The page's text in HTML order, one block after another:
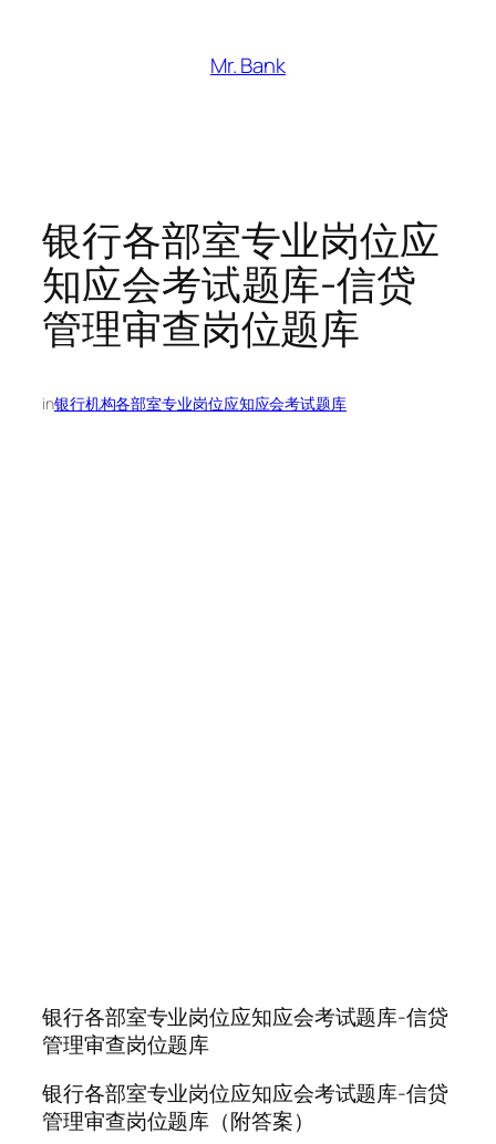
Mr. Bank
银行各部室专业岗位应
知应会考试题库-信贷
管理审查岗位题库
in银行机构各部室专业岗位应知应会考试题库
银行各部室专业岗位应知应会考试题库-信贷
管理审查岗位题库
银行各部室专业岗位应知应会考试题库-信贷
管理审查岗位题库（附答案）